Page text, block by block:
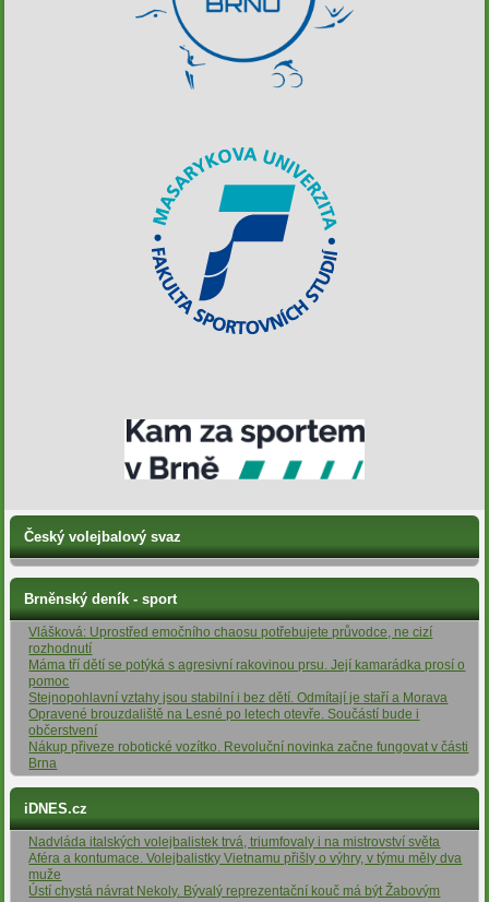
Český volejbalový svaz
Brněnský deník - sport
Vlášková: Uprostřed emočního chaosu potřebujete průvodce, ne cizí
rozhodnutí
Máma tří dětí se potýká s agresivní rakovinou prsu. Její kamarádka prosí o
pomoc
Stejnopohlavní vztahy jsou stabilní i bez dětí. Odmítají je staří a Morava
Opravené brouzdaliště na Lesné po letech otevře. Součástí bude i
občerstvení
Nákup přiveze robotické vozítko. Revoluční novinka začne fungovat v části
Brna
iDNES.cz
Nadvláda italských volejbalistek trvá, triumfovaly i na mistrovství světa
Aféra a kontumace. Volejbalistky Vietnamu přišly o výhry, v týmu měly dva
muže
Ústí chystá návrat Nekoly. Bývalý reprezentační kouč má být Žabovým